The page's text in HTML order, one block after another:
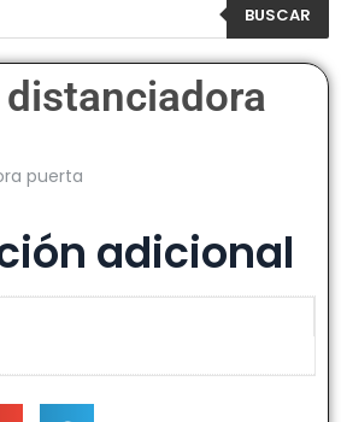
BUSCAR
puerta
adicional